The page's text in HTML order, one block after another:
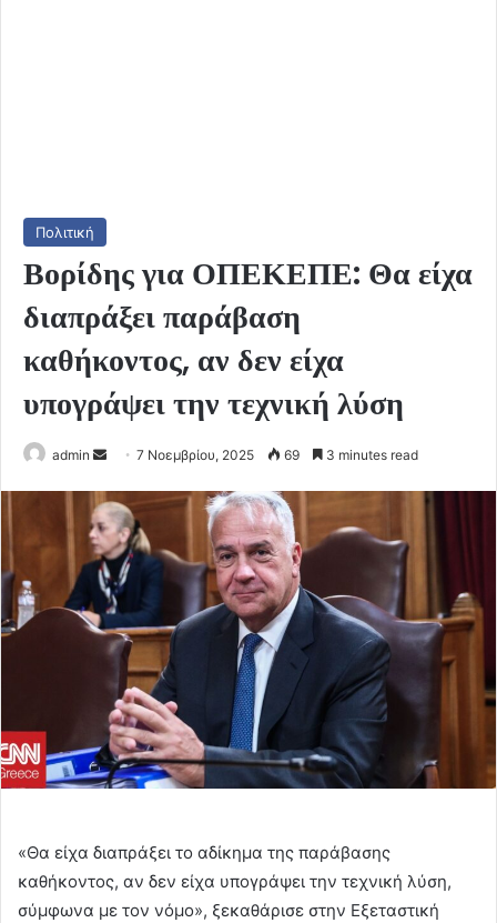
Πολιτική
Βορίδης για ΟΠΕΚΕΠΕ: Θα είχα
διαπράξει παράβαση
καθήκοντος, αν δεν είχα
υπογράψει την τεχνική λύση
admin
Send
email
7 Νοεμβρίου, 2025 69 3 minutes read
«Θα είχα διαπράξει το αδίκημα της παράβασης
καθήκοντος, αν δεν είχα υπογράψει την τεχνική λύση,
σύμφωνα με τον νόμο», ξεκαθάρισε στην Εξεταστική